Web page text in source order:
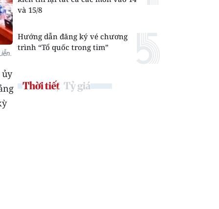
ủy
và 15/8
Hướng dẫn đăng ký vé chương
trình “Tổ quốc trong tim”
Thời tiết Tỷ giá